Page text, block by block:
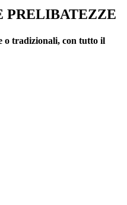
PRELIBATEZZE
o tradizionali, con tutto il